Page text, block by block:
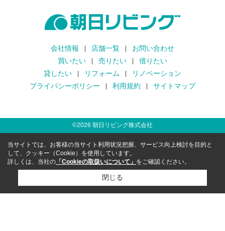
会社情報 店舗一覧
お問い合わせ
買いたい
売りたい
借りたい
貸したい
リフォーム
リノベーション
プライバシーポリシー
利用規約 サイトマップ
©2026 朝日リビング株式会社
当サイトでは、お客様の当サイト利用状況把握、サービス向上検討を目的と
して、クッキー（Cookie）を使用しています。
詳しくは、当社の 「Cookieの取扱いについて」 をご確認ください。
閉じる